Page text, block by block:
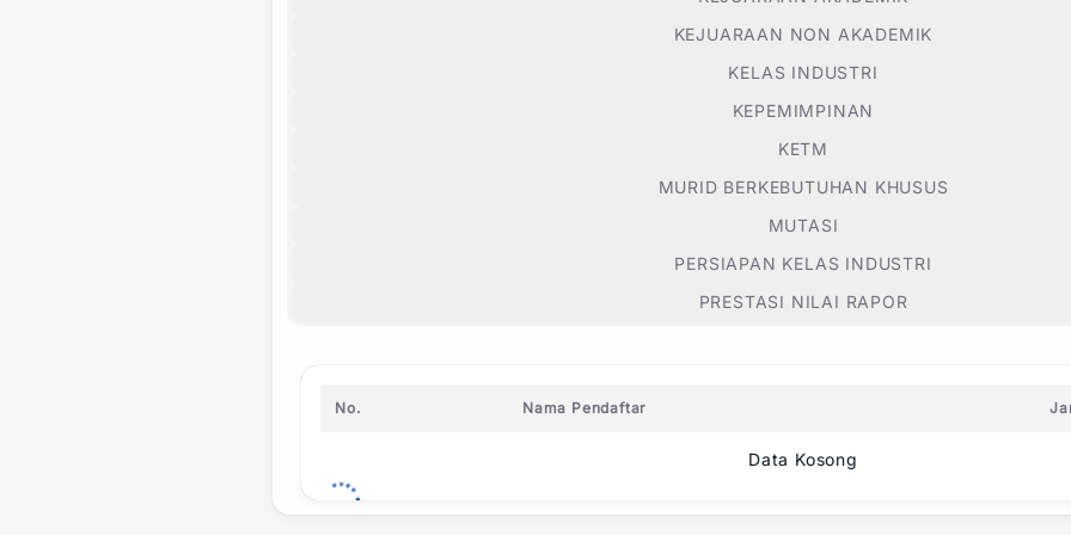
KEJUARAAN NON AKADEMIK
KELAS INDUSTRI
KEPEMIMPINAN
KETM
MURID BERKEBUTUHAN KHUSUS
MUTASI
PERSIAPAN KELAS INDUSTRI
PRESTASI NILAI RAPOR
No. Nama Pendaftar
Data Kosong